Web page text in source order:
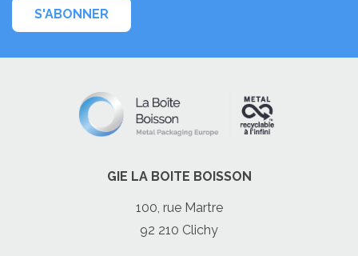
S'ABONNER
GIE LA BOITE BOISSON
100, rue Martre
92 210 Clichy